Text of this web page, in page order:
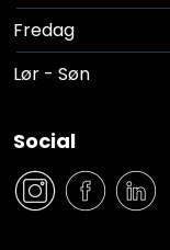
Fredag
Lør - Søn
Social